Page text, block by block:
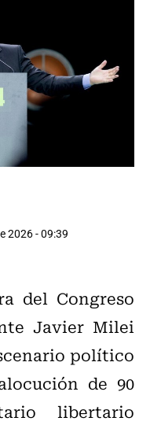
2026 - 09:39
del Congreso
Javier Milei
político
de 90
libertario